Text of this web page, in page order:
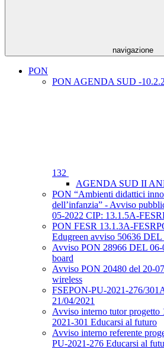
navigazione
PON
PON AGENDA SUD -
132
AGENDA SUD II
PON “Ambienti didattici
dell’infanzia” - Avviso
05-2022 CIP: 13.1.5A-
PON FESR 13.1.3A-
Edugreen avviso 50636 DEL
Avviso PON 28966 DEL
board
Avviso PON 20480 del 20-
wireless
FSEPON-PU-2021-276/
21/04/2021
Avviso interno tutor
2021-301 Educarsi al futuro
Avviso interno referente
PU-2021-276 Educarsi al